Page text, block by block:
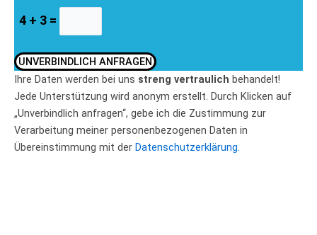
4 + 3 =
UNVERBINDLICH ANFRAGEN
Ihre Daten werden bei uns streng vertraulich behandelt!
Jede Unterstützung wird anonym erstellt. Durch Klicken auf
„Unverbindlich anfragen“, gebe ich die Zustimmung zur
Verarbeitung meiner personenbezogenen Daten in
Übereinstimmung mit der Datenschutzerklärung.